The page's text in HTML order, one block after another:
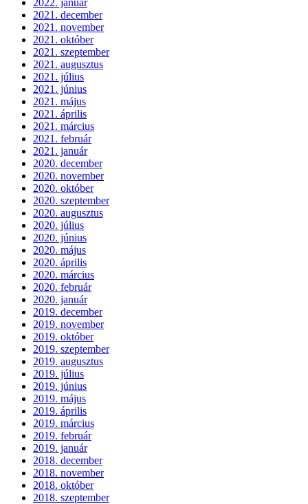
2022. január
2021. december
2021. november
2021. október
2021. szeptember
2021. augusztus
2021. július
2021. június
2021. május
2021. április
2021. március
2021. február
2021. január
2020. december
2020. november
2020. október
2020. szeptember
2020. augusztus
2020. július
2020. június
2020. május
2020. április
2020. március
2020. február
2020. január
2019. december
2019. november
2019. október
2019. szeptember
2019. augusztus
2019. július
2019. június
2019. május
2019. április
2019. március
2019. február
2019. január
2018. december
2018. november
2018. október
2018. szeptember